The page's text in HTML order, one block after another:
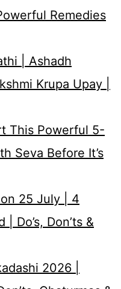
Remedies
| Ashadh
Krupa Upay |
This Powerful 5-
Seva Before It’s
25 July | 4
Do’s, Don’ts &
2026 |